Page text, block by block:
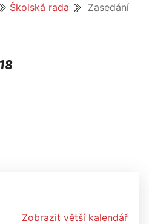
Školská rada
Zasedání
Zobrazit větší kalendář